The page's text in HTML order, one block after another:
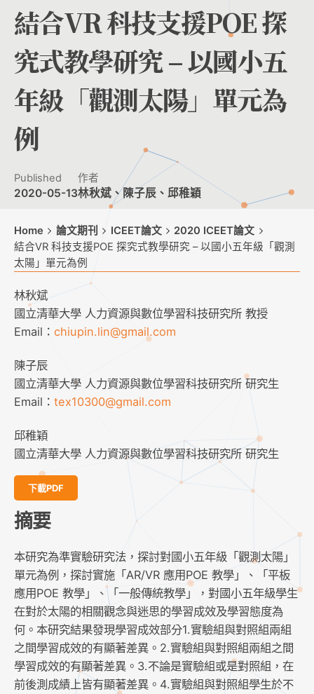
結合VR 科技支援POE 探
究式教學研究 – 以國小五
年級「觀測太陽」單元為
例
Published
2020-05-13
作者
林秋斌、陳子辰、邱稚穎
Home 論文期刊 ICEET論文
2020 ICEET論文
結合VR 科技支援POE 探究式教學研究 – 以國小五年級「觀測
太陽」單元為例
林秋斌
國立清華大學 人力資源與數位學習科技研究所 教授
Email： chiupin.lin@gmail.com
陳子辰
國立清華大學 人力資源與數位學習科技研究所 研究生
Email： tex10300@gmail.com
邱稚穎
國立清華大學 人力資源與數位學習科技研究所 研究生
下載PDF
摘要
本研究為準實驗研究法，探討對國小五年級「觀測太陽」
單元為例，探討實施「AR/VR 應用POE 教學」、「平板
應用POE 教學」、「一般傳統教學」，對國小五年級學生
在對於太陽的相關觀念與迷思的學習成效及學習態度為
何。本研究結果發現學習成效部分1.實驗組與對照組兩組
之間學習成效的有顯著差異。2.實驗組與對照組兩組之間
學習成效的有顯著差異。3.不論是實驗組或是對照組，在
前後測成績上皆有顯著差異。4.實驗組與對照組學生於不